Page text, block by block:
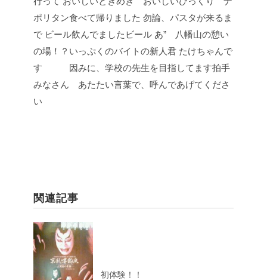
ポリタン食べて帰りました 勿論、パスタが来るま
で ビール飲んでましたビール あ” 八幡山の憩い
の場！？いっぷくのバイトの新人君 たけちゃんで
す 因みに、学校の先生を目指してます拍手
みなさん あたたい言葉で、呼んであげてくださ
い
関連記事
初体験！！